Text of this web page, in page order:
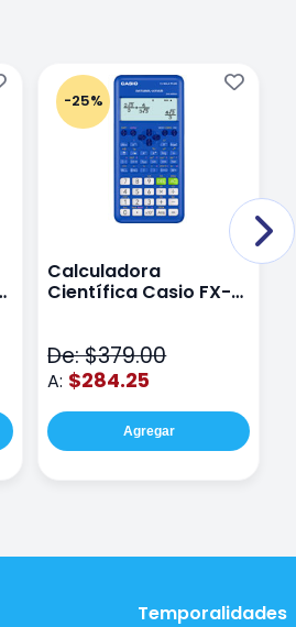
-25%
Calculadora
Científica Casio FX-
De: $379.00
A: $284.25
Agregar
Temporalidades